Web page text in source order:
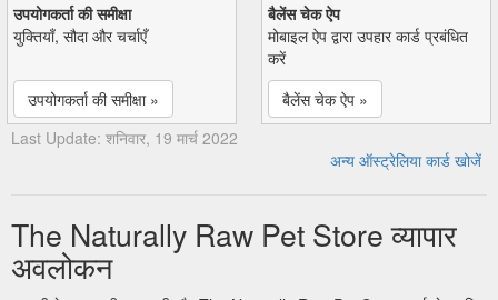
उपयोगकर्ता की समीक्षा
युक्तियाँ, सौदा और चर्चाएँ
उपयोगकर्ता की समीक्षा »
बैलेंस चेक ऐप
मोबाइल ऐप द्वारा उपहार कार्ड प्रबंधित
करें
बैलेंस चेक ऐप »
Last Update: शनिवार, 19 मार्च 2022
अन्य ऑस्ट्रेलिया कार्ड खोजें
The Naturally Raw Pet Store व्यापार
अवलोकन